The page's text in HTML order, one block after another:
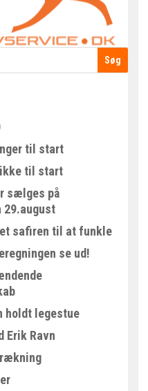
til start
ikke til start
sælges på
29.august
safiren til at funkle
se ud!
holdt legestue
Erik Ravn